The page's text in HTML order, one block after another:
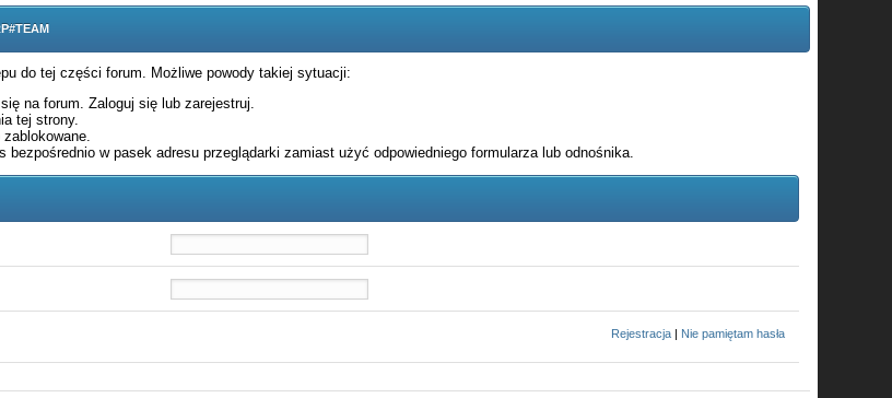
do tej części forum. Możliwe powody takiej sytuacji:
na forum. Zaloguj się lub zarejestruj.
tej strony.
bezpośrednio w pasek adresu przeglądarki zamiast użyć odpowiedniego formularza lub odnośnika.
Rejestracja | Nie pamiętam hasła